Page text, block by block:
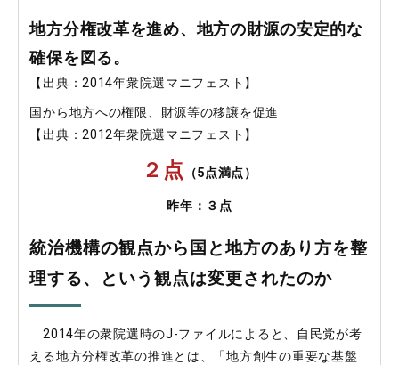
地方分権改革を進め、地方の財源の安定的な
確保を図る。
【出典：2014年衆院選マニフェスト】
国から地方への権限、財源等の移譲を促進
【出典：2012年衆院選マニフェスト】
２点 （5点満点）
昨年：３点
統治機構の観点から国と地方のあり方を整
理する、という観点は変更されたのか
2014年の衆院選時のJ-ファイルによると、自民党が考
える地方分権改革の推進とは、「地方創生の重要な基盤